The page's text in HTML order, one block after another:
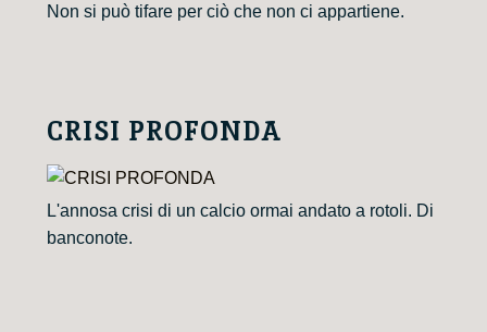
Non si può tifare per ciò che non ci appartiene.
CRISI PROFONDA
L'annosa crisi di un calcio ormai andato a rotoli. Di
banconote.